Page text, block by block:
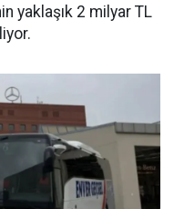
yaklaşık 2 milyar TL